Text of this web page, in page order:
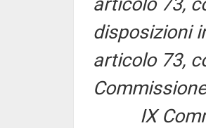
disposizioni
articolo 73,
IX